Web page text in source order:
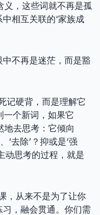
义，这些词就不再是孤
相互关联的‘家族成
不再是迷茫，而是豁
记硬背，而是理解它
一个新词，如果它
地去思考：它倾向
‘去除’？抑或是‘强
动思考的过程，就是
，从来不是为了让你
，融会贯通。你们需